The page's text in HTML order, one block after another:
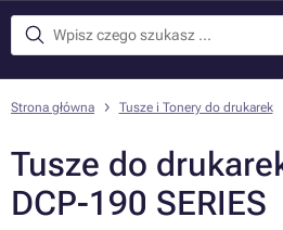
Strona główna Tusze i Tonery do drukarek
Tusze do
DCP-190 SERIES